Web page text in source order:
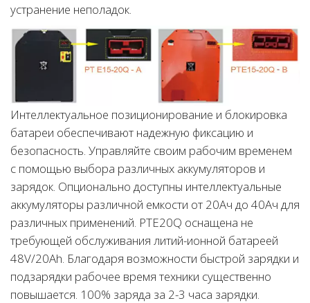
устранение неполадок.
Интеллектуальное позиционирование и блокировка
батареи обеспечивают надежную фиксацию и
безопасность. Управляйте своим рабочим временем
с помощью выбора различных аккумуляторов и
зарядок. Опционально доступны интеллектуальные
аккумуляторы различной емкости от 20Ач до 40Ач для
различных применений. PTE20Q оснащена не
требующей обслуживания литий-ионной батареей
48V/20Аh. Благодаря возможности быстрой зарядки и
подзарядки рабочее время техники существенно
повышается. 100% заряда за 2-3 часа зарядки.